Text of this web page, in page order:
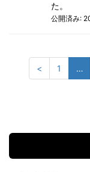
た。
公開済み:
< 1 …